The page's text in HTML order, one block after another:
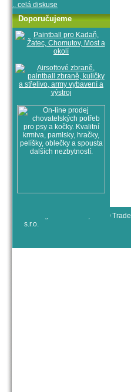
.. celá diskuse
Doporučujeme
© All rights reserved, RYJO Trade
s.r.o.